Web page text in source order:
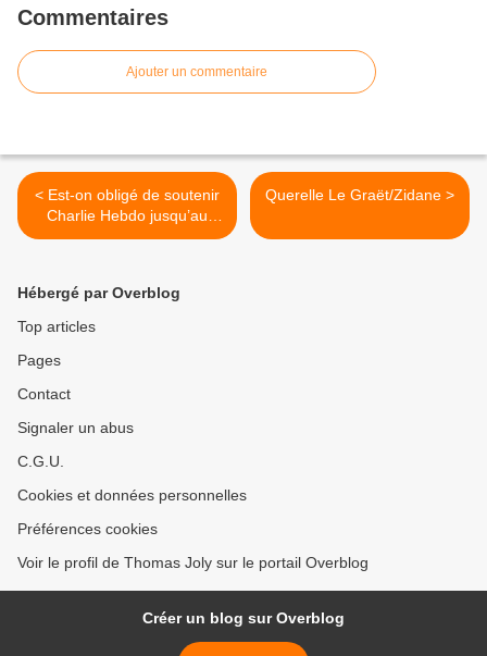
Commentaires
Ajouter un commentaire
< Est-on obligé de soutenir
Charlie Hebdo jusqu’au
bout ?
Querelle Le Graët/Zidane >
Hébergé par Overblog
Top articles
Pages
Contact
Signaler un abus
C.G.U.
Cookies et données personnelles
Préférences cookies
Voir le profil de Thomas Joly sur le portail Overblog
Créer un blog sur Overblog